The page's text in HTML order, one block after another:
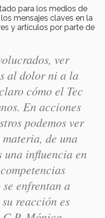
para los medios de
mensajes claves en la
y artículos por parte de
ver
al dolor ni a la
cómo el Tec
En acciones
podemos ver
de una
una influencia en
enfrentan a
reacción es